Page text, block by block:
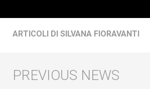
ARTICOLI DI SILVANA FIORAVANTI